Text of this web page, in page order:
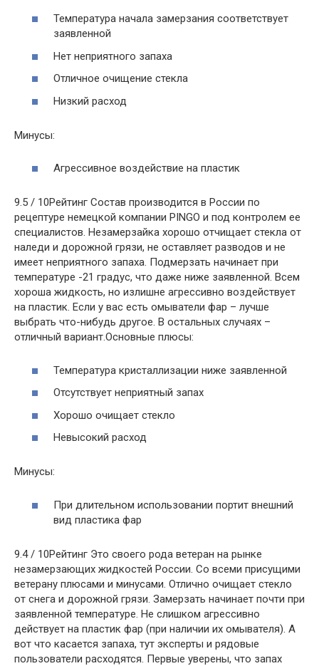
Температура начала замерзания соответствует
заявленной
Нет неприятного запаха
Отличное очищение стекла
Низкий расход
Минусы:
Агрессивное воздействие на пластик
9.5 / 10Рейтинг Состав производится в России по
рецептуре немецкой компании PINGO и под контролем ее
специалистов. Незамерзайка хорошо отчищает стекла от
наледи и дорожной грязи, не оставляет разводов и не
имеет неприятного запаха. Подмерзать начинает при
температуре -21 градус, что даже ниже заявленной. Всем
хороша жидкость, но излишне агрессивно воздействует
на пластик. Если у вас есть омыватели фар – лучше
выбрать что-нибудь другое. В остальных случаях –
отличный вариант.Основные плюсы:
Температура кристаллизации ниже заявленной
Отсутствует неприятный запах
Хорошо очищает стекло
Невысокий расход
Минусы:
При длительном использовании портит внешний
вид пластика фар
9.4 / 10Рейтинг Это своего рода ветеран на рынке
незамерзающих жидкостей России. Со всеми присущими
ветерану плюсами и минусами. Отлично очищает стекло
от снега и дорожной грязи. Замерзать начинает почти при
заявленной температуре. Не слишком агрессивно
действует на пластик фар (при наличии их омывателя). А
вот что касается запаха, тут эксперты и рядовые
пользователи расходятся. Первые уверены, что запах